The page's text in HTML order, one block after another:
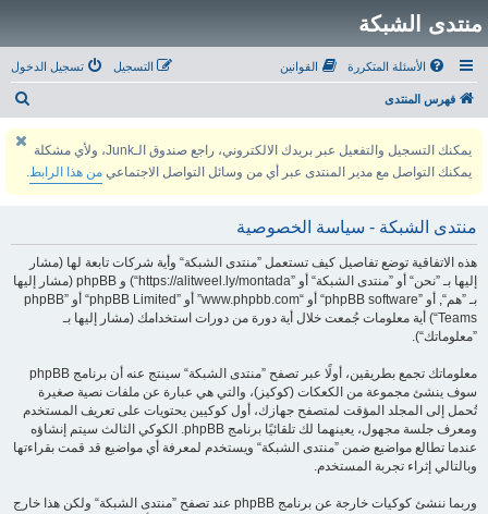
منتدى الشبكة
الأسئلة المتكررة القوانين تسجيل الدخول التسجيل
فهرس المنتدى
يمكنك التسجيل والتفعيل عبر بريدك الالكتروني، راجع صندوق الـJunk، ولأي مشكلة
يمكنك التواصل مع مدير المنتدى عبر أي من وسائل التواصل الاجتماعي من هذا الرابط.
منتدى الشبكة - سياسة الخصوصية
هذه الاتفاقية توضع تفاصيل كيف تستعمل ”منتدى الشبكة“ وأية شركات تابعة لها (مشار
إليها بـ ”نحن“ أو ”منتدى الشبكة“ أو ”https://alitweel.ly/montada“) و phpBB (مشار إليها
بـ ”هم“, أو ”phpBB software“ أو “www.phpbb.com” أو ”phpBB Limited“ أو ”phpBB
Teams“) أية معلومات جُمعت خلال أية دورة من دورات استخدامك (مشار إليها بـ
”معلوماتك“).
معلوماتك تجمع بطريقين، أولًا عبر تصفح ”منتدى الشبكة“ سينتج عنه أن برنامج phpBB
سوف ينشئ مجموعة من الكعكات (كوكيز)، والتي هي عبارة عن ملفات نصية صغيرة
تُحمل إلى المجلد المؤقت لمتصفح جهازك، أول كوكيين يحتويات على تعريف المستخدم
ومعرف جلسة مجهول، يعينهما لك تلقائيًا برنامج phpBB. الكوكي الثالث سيتم إنشاؤه
عندما تطالع مواضيع ضمن ”منتدى الشبكة“ ويستخدم لمعرفة أي مواضيع قد قمت بقراءتها
وبالتالي إثراء تجربة المستخدم.
وربما ننشئ كوكيات خارجة عن برنامج phpBB عند تصفح ”منتدى الشبكة“ ولكن هذا خارج